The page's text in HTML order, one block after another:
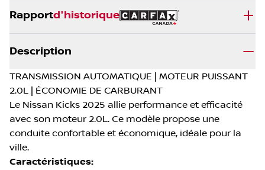
Rapportd'historique
Description
TRANSMISSION AUTOMATIQUE | MOTEUR PUISSANT
2.0L | ÉCONOMIE DE CARBURANT
Le Nissan Kicks 2025 allie performance et efficacité
avec son moteur 2.0L. Ce modèle propose une
conduite confortable et économique, idéale pour la
ville.
Caractéristiques: